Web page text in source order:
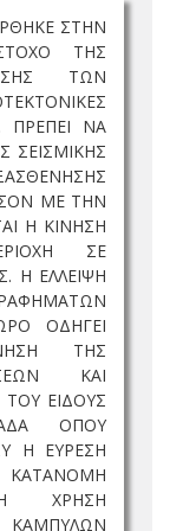
ΣΤΗΝ
ΤΗΣ
ΤΩΝ
ΠΡΕΠΕΙ ΝΑ
ΣΕΙΣΜΙΚΗΣ
ΜΕ ΤΗΝ
Η ΚΙΝΗΣΗ
ΣΕ
Η ΕΛΛΕΙΨΗ
ΟΔΗΓΕΙ
ΤΗΣ
ΚΑΙ
ΕΙΔΟΥΣ
ΟΠΟΥ
Η ΕΥΡΕΣΗ
ΧΡΗΣΗ